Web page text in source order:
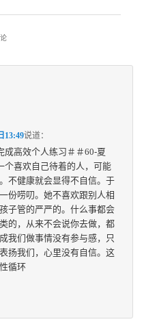
13:49说道：
成高效个人练习＃＃60-夏
个喜欢自己待着的人，可能
不健康就会显得不自信。于
份唠叨。她不喜欢跟别人相
子管的严严的。什么事都会
的，从来不会说你去做，都
我们做事情没有参与感，只
扬我们，心里没有自信。这
循环